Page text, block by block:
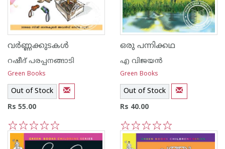
വര്‍ണ്ണക്കുടകള്‍
റഷീദ് പരപ്പനങ്ങാ‍ടി
Green Books
Out of Stock
Rs 55.00
5
4
3
2
1
ഒരു പന്നിക്കഥ
എ വിജയന്‍
Green Books
Out of Stock
Rs 40.00
5
4
3
2
1